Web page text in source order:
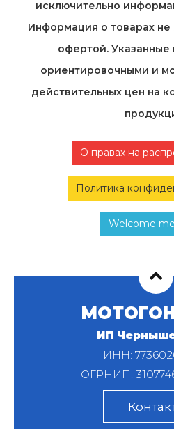
исключительно
Информация о товарах не
офертой. Указанные
ориентировочными и
действительных цен на
О правах на
Политика
Welcome
ИП
ИНН:
ОГРНИП: